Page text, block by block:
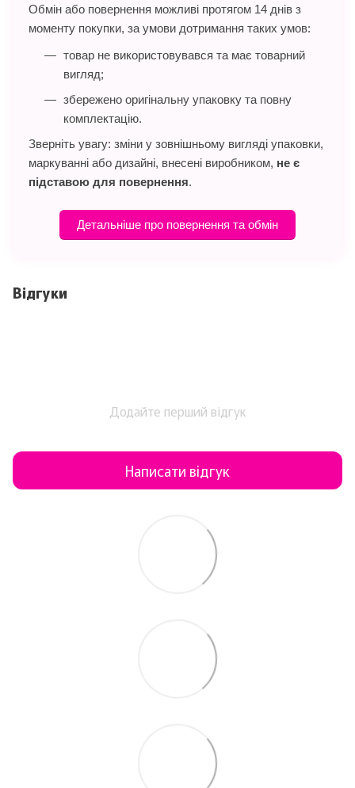
Обмін або повернення можливі протягом 14 днів з
моменту покупки, за умови дотримання таких умов:
товар не використовувався та має товарний
вигляд;
збережено оригінальну упаковку та повну
комплектацію.
Зверніть увагу: зміни у зовнішньому вигляді упаковки,
маркуванні або дизайні, внесені виробником, не є
підставою для повернення.
Детальніше про повернення та обмін
Відгуки
Додайте перший відгук
Написати відгук